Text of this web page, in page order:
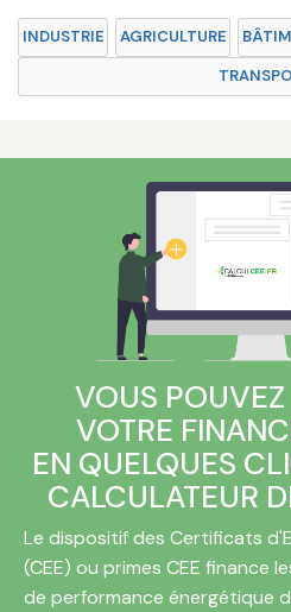
INDUSTRIE AGRICULTURE
VOUS
VOTRE
EN QUELQUES
CALCULATEUR
Le dispositif des Certificats
(CEE) ou primes CEE finance
de performance énergétique